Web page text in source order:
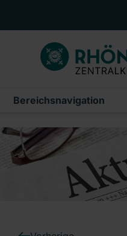
UNSERE KLINIK
PATIENTEN &
PRESSE,
Ein Unternehmen der RHÖN-
Bereichsnavigation
Pressemeldungen
Archiv